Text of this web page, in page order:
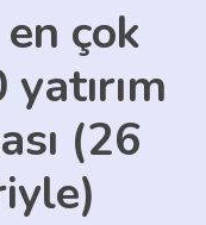
çok
(26